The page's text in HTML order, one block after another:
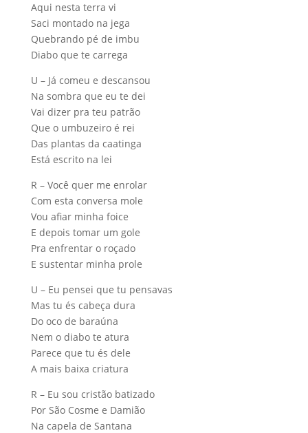
Aqui nesta terra vi
Saci montado na jega
Quebrando pé de imbu
Diabo que te carrega
U – Já comeu e descansou
Na sombra que eu te dei
Vai dizer pra teu patrão
Que o umbuzeiro é rei
Das plantas da caatinga
Está escrito na lei
R – Você quer me enrolar
Com esta conversa mole
Vou afiar minha foice
E depois tomar um gole
Pra enfrentar o roçado
E sustentar minha prole
U – Eu pensei que tu pensavas
Mas tu és cabeça dura
Do oco de baraúna
Nem o diabo te atura
Parece que tu és dele
A mais baixa criatura
R – Eu sou cristão batizado
Por São Cosme e Damião
Na capela de Santana